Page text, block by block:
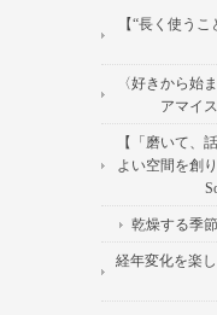
【“長く使う
〈好きから始
アマイ
【「磨いて、
よい空間を創
乾燥する季
経年変化を楽